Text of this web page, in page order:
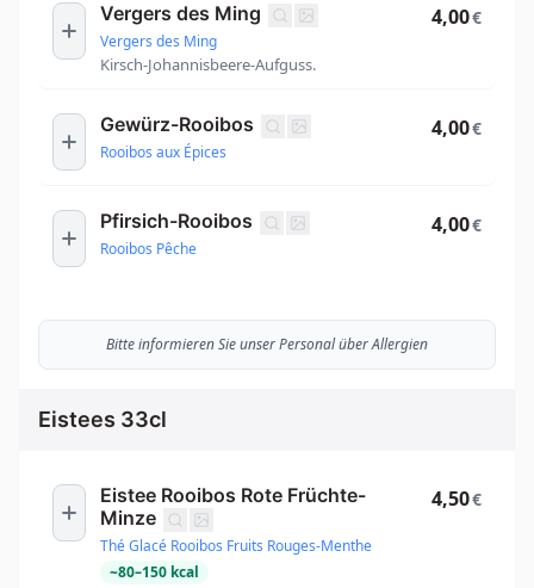
Vergers des Ming
Vergers des Ming
Kirsch-Johannisbeere-Aufguss.
4,00€
Gewürz-Rooibos
Rooibos aux Épices
4,00€
Pfirsich-Rooibos
Rooibos Pêche
4,00€
Bitte informieren Sie unser Personal über Allergien
Eistees 33cl
Eistee Rooibos Rote Früchte-
Minze
Thé Glacé Rooibos Fruits Rouges-Menthe
~80–150 kcal
4,50€